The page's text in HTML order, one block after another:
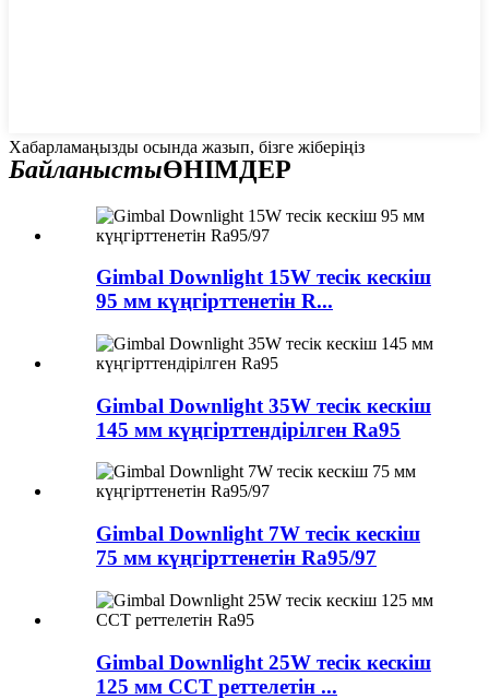
Хабарламаңызды осында жазып, бізге жіберіңіз
БайланыстыӨНІМДЕР
Gimbal Downlight 15W тесік кескіш
95 мм күңгірттенетін R...
Gimbal Downlight 35W тесік кескіш
145 мм күңгірттендірілген Ra95
Gimbal Downlight 7W тесік кескіш
75 мм күңгірттенетін Ra95/97
Gimbal Downlight 25W тесік кескіш
125 мм CCT реттелетін ...